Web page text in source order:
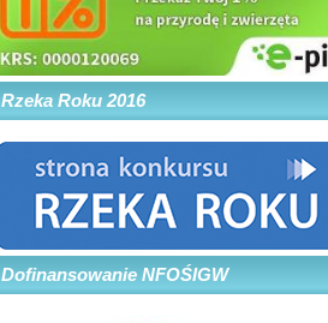
Rzeka Roku 2016
Dofinansowanie NFOŚIGW